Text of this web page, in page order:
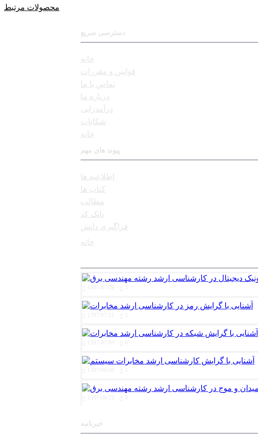
محصولات مرتبط
دسترسی سریع
خانه
قوانین و مقررات
تماس با ما
درباره ما
درآمدزایی
شکایات
خانه
پیوند های مهم
اطلاعیه ها
کتاب ها
مطالب
بانک کد
فراگیری دانش
خانه
1397/07/26 5
1397/07/21
1397/07/09 6
1397/06/30
1397/06/25
خبرنامه